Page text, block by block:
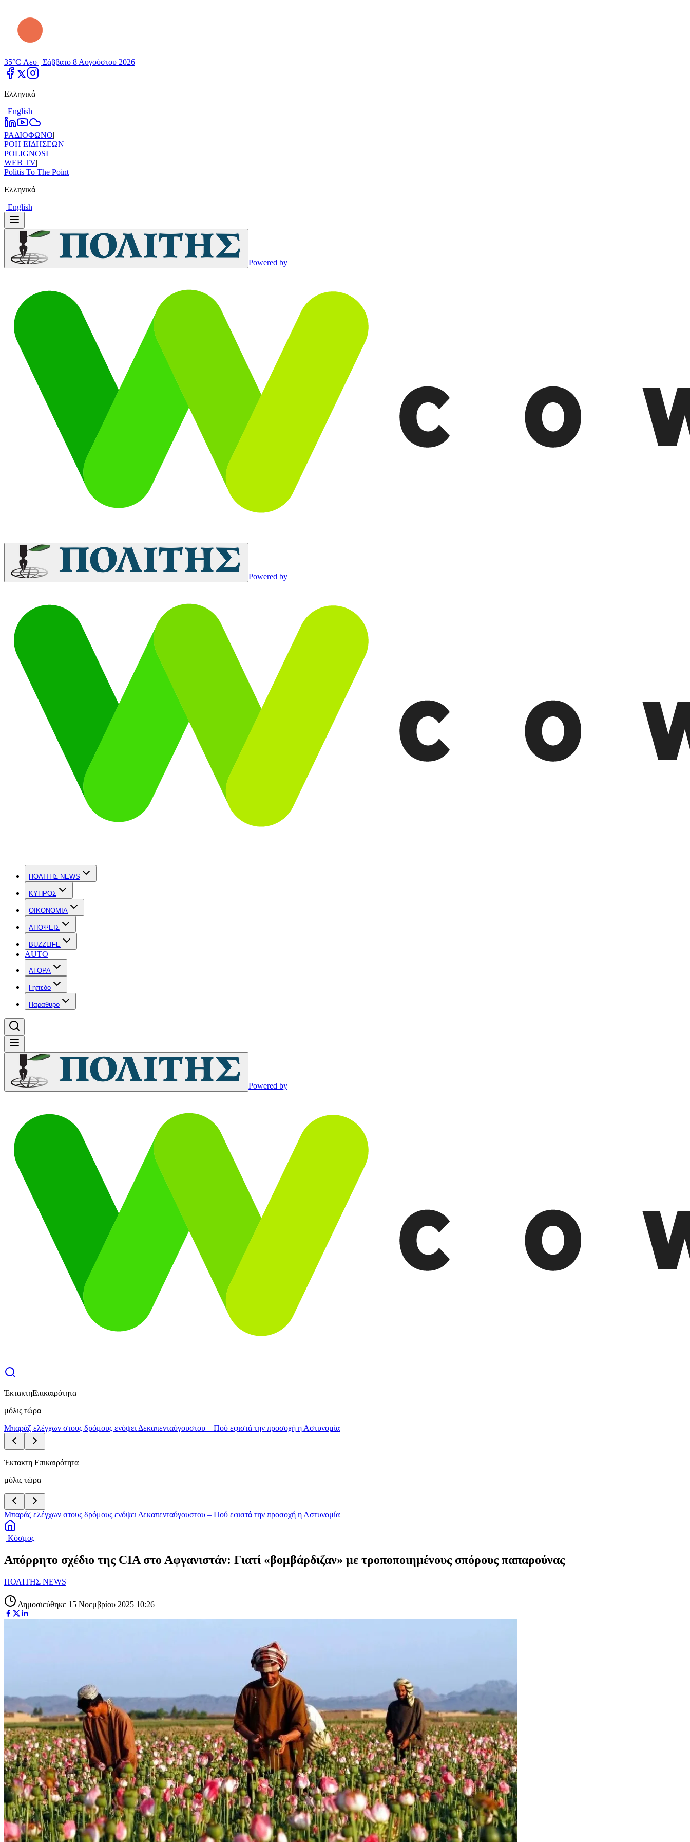
35°C Λευ | Σάββατο 8 Αυγούστου 2026
Ελληνικά
| Εnglish
ΡΑΔΙΟΦΩΝΟ|
ΡΟΗ ΕΙΔΗΣΕΩΝ|
POLIGNOSI|
WEB TV|
Politis To The Point
Ελληνικά
| Εnglish
Powered by
Powered by
ΠΟΛΙΤΗΣ NEWS
ΚΥΠΡΟΣ
OIKONOMIA
ΑΠΟΨΕΙΣ
BUZZLIFE
AUTO
ΑΓΟΡΑ
Γηπεδο
Παραθυρο
Powered by
ΈκτακτηΕπικαιρότητα
μόλις τώρα
Μπαράζ ελέγχων στους δρόμους ενόψει Δεκαπενταύγουστου – Πού εφιστά την προσοχή η Αστυνομία
Έκτακτη Επικαιρότητα
μόλις τώρα
Μπαράζ ελέγχων στους δρόμους ενόψει Δεκαπενταύγουστου – Πού εφιστά την προσοχή η Αστυνομία
| Κόσμος
Απόρρητο σχέδιο της CIA στο Αφγανιστάν: Γιατί «βομβάρδιζαν» με τροποποιημένους σπόρους παπαρούνας
ΠΟΛΙΤΗΣ NEWS
Δημοσιεύθηκε 15 Νοεμβρίου 2025 10:26